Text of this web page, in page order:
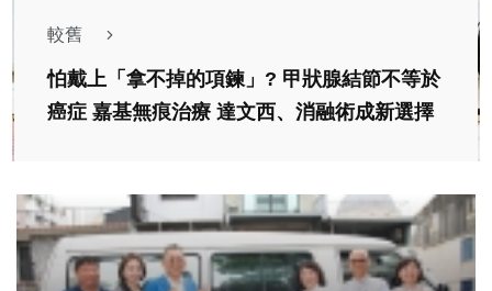
較舊
​怕戴上「拿不掉的項鍊」? 甲狀腺結節不等於
癌症 嘉基無痕治療 達文西、消融術成新選擇